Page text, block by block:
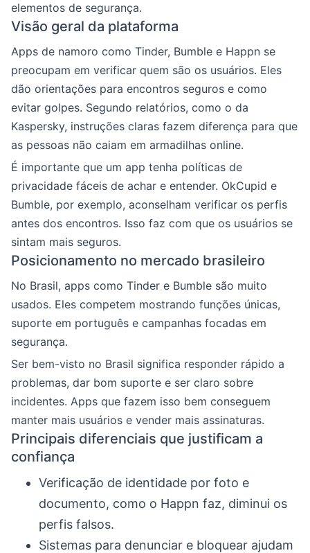
elementos de segurança.
Visão geral da plataforma
Apps de namoro como Tinder, Bumble e Happn se
preocupam em verificar quem são os usuários. Eles
dão orientações para encontros seguros e como
evitar golpes. Segundo relatórios, como o da
Kaspersky, instruções claras fazem diferença para que
as pessoas não caiam em armadilhas online.
É importante que um app tenha políticas de
privacidade fáceis de achar e entender. OkCupid e
Bumble, por exemplo, aconselham verificar os perfis
antes dos encontros. Isso faz com que os usuários se
sintam mais seguros.
Posicionamento no mercado brasileiro
No Brasil, apps como Tinder e Bumble são muito
usados. Eles competem mostrando funções únicas,
suporte em português e campanhas focadas em
segurança.
Ser bem-visto no Brasil significa responder rápido a
problemas, dar bom suporte e ser claro sobre
incidentes. Apps que fazem isso bem conseguem
manter mais usuários e vender mais assinaturas.
Principais diferenciais que justificam a
confiança
Verificação de identidade por foto e
documento, como o Happn faz, diminui os
perfis falsos.
Sistemas para denunciar e bloquear ajudam